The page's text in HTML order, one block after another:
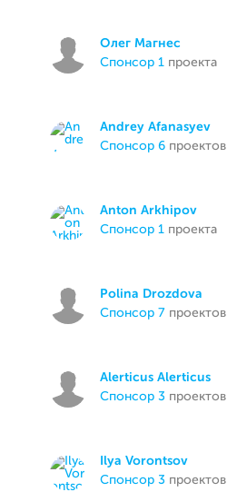
Олег Магнес
спонсор 1 проекта
Andrey Afanasyev
спонсор 6 проектов
Anton Arkhipov
спонсор 1 проекта
Polina Drozdova
спонсор 7 проектов
Alerticus Alerticus
спонсор 3 проектов
Ilya Vorontsov
спонсор 3 проектов